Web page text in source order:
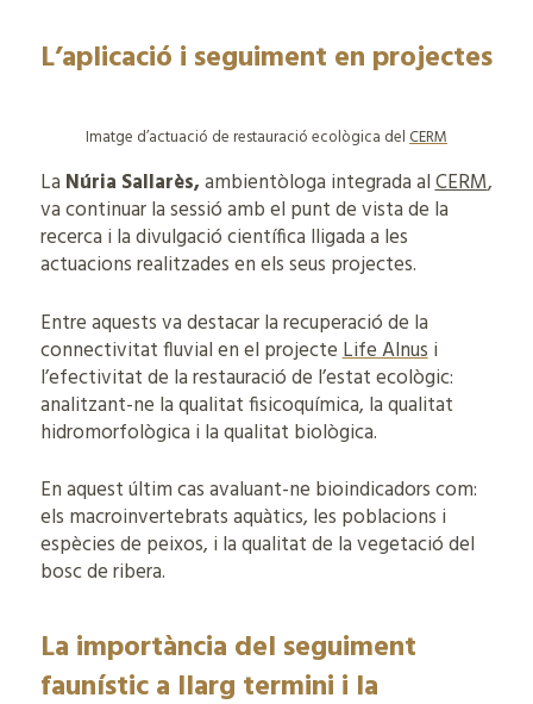
L’aplicació i seguiment en projectes
Imatge d’actuació de restauració ecològica delCERM
La Núria Sallarès,ambientòloga integrada alCERM,
va continuar la sessió amb el punt de vista de la
recerca i la divulgació científica lligada a les
actuacions realitzades en els seus projectes.
Entre aquests va destacar la recuperació de la
connectivitat fluvial en el projecteLife Alnusi
l’efectivitat de la restauració de l’estat ecològic:
analitzant-ne la qualitat fisicoquímica, la qualitat
hidromorfològica i la qualitat biològica.
En aquest últim cas avaluant-ne bioindicadors com:
els macroinvertebrats aquàtics, les poblacions i
espècies de peixos, i la qualitat de la vegetació del
bosc de ribera.
La importància del seguiment
faunístic a llarg termini i la